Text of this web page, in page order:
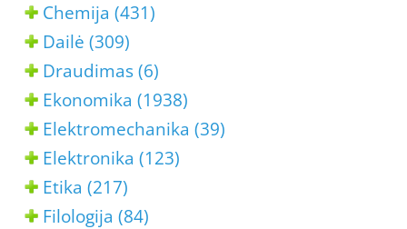
Chemija (431)
Dailė (309)
Draudimas (6)
Ekonomika (1938)
Elektromechanika (39)
Elektronika (123)
Etika (217)
Filologija (84)